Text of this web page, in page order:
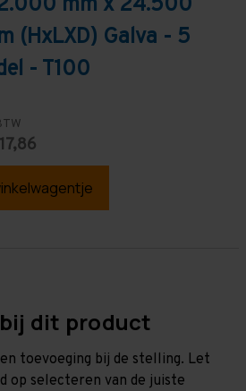
(HxLXD) Galva - 5
- T100
dit product
toevoeging bij de stelling. Let
op selecteren van de juiste